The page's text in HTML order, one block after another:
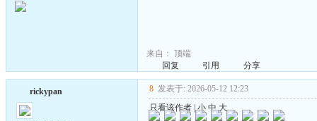
来自： 顶端
回复
引用 分享
rickypan 8 发表于: 2026-05-12 12:23
只看该作者 |小 中 大